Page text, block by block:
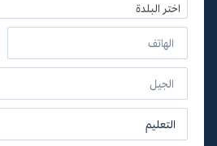
اختر البلدة